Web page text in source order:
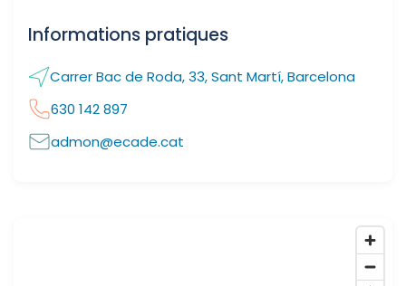
Informations pratiques
Carrer Bac de Roda, 33, Sant Martí, Barcelona
630 142 897
admon@ecade.cat